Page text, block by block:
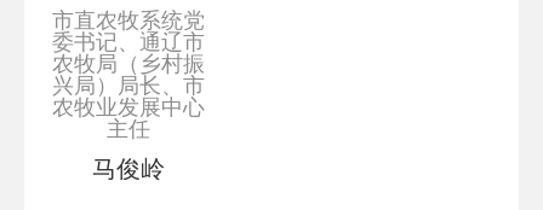
市直农牧系统党
委书记、通辽市
农牧局（乡村振
兴局）局长、市
农牧业发展中心
主任
马俊岭